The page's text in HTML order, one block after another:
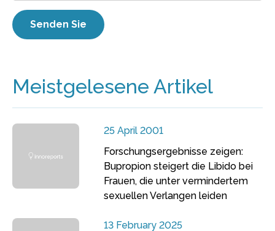
Meistgelesene Artikel
25 April 2001
Forschungsergebnisse zeigen:
Bupropion steigert die Libido bei
Frauen, die unter vermindertem
sexuellen Verlangen leiden
13 February 2025